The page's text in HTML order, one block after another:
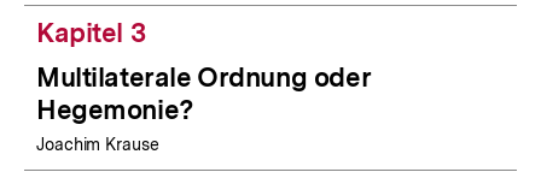
Kapitel 3
Multilaterale Ordnung oder
Hegemonie?
Joachim Krause